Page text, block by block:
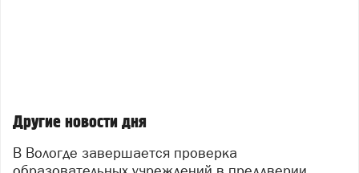
Другие новости дня
В Вологде завершается проверка